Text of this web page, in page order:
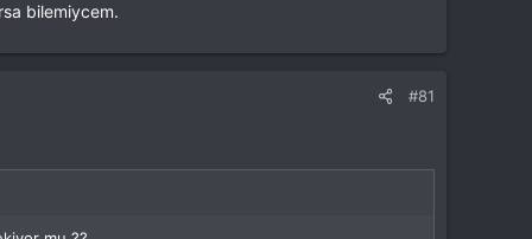
bilemiycem.
#81